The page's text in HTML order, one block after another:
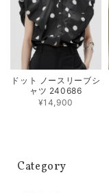
ドット ノースリーブシ
ャツ 240686
¥14,900
Category